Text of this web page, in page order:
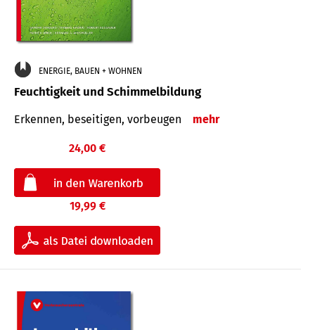
ENERGIE, BAUEN + WOHNEN
Feuchtigkeit und Schimmelbildung
Erkennen, beseitigen, vorbeugen mehr
24,00 €
19,99 €